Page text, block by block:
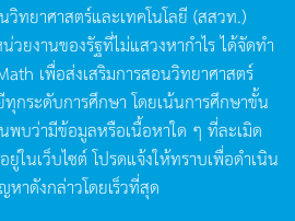
ทยาศาสตร์และเทคโนโลยี (สสวท.)
วยงานของรัฐที่ไม่แสวงหากำไรได้จัดทำ
เพื่อส่งเสริมการสอนวิทยาศาสตร์
กระดับการศึกษา โดยเน้นการศึกษาขั้น
พบว่ามีข้อมูลหรือเนื้อหาใด ๆ ที่ละเมิด
ในเว็บไซต์โปรดแจ้งให้ทราบเพื่อดำเนิน
าดังกล่าวโดยเร็วที่สุด